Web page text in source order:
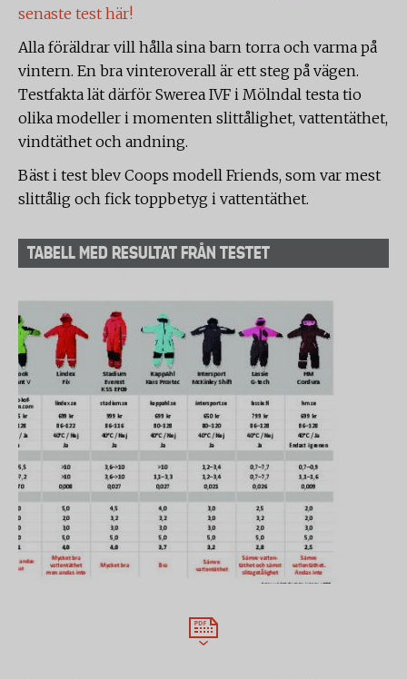
senaste test här!
Alla föräldrar vill hålla sina barn torra och varma på
vintern. En bra vinteroverall är ett steg på vägen.
Testfakta lät därför Swerea IVF i Mölndal testa tio
olika modeller i momenten slittålighet, vattentäthet,
vindtäthet och andning.
Bäst i test blev Coops modell Friends, som var mest
slittålig och fick toppbetyg i vattentäthet.
TABELL MED RESULTAT FRÅN TESTET